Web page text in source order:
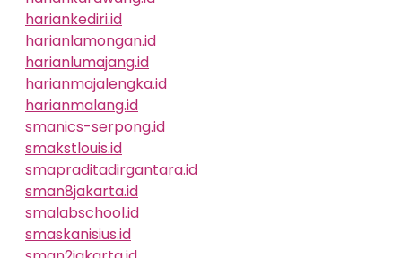
hariankediri.id
harianlamongan.id
harianlumajang.id
harianmajalengka.id
harianmalang.id
smanics-serpong.id
smakstlouis.id
smapraditadirgantara.id
sman8jakarta.id
smalabschool.id
smaskanisius.id